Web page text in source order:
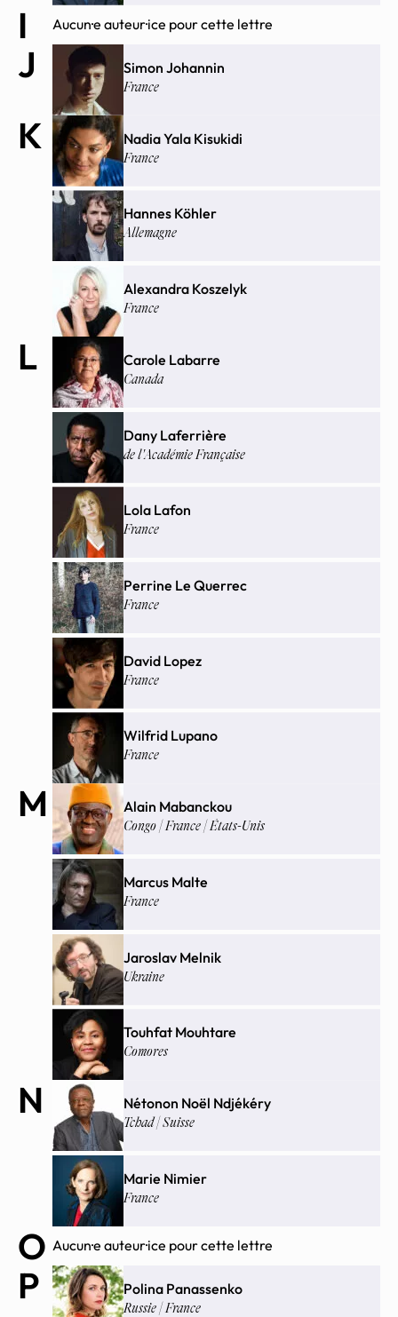
I Aucun·e auteur·ice pour cette lettre
J Simon Johannin
France
K Nadia Yala Kisukidi
France
Hannes Köhler
Allemagne
Alexandra Koszelyk
France
L Carole Labarre
Canada
Dany Laferrière
de l'Académie Française
Lola Lafon
France
Perrine Le Querrec
France
David Lopez
France
Wilfrid Lupano
France
M Alain Mabanckou
Congo | France | États-Unis
Marcus Malte
France
Jaroslav Melnik
Ukraine
Touhfat Mouhtare
Comores
N Nétonon Noël Ndjékéry
Tchad | Suisse
Marie Nimier
France
O Aucun·e auteur·ice pour cette lettre
P Polina Panassenko
Russie | France